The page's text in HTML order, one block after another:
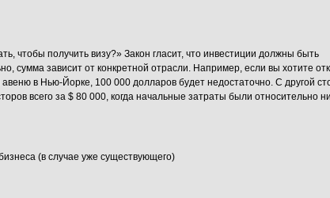
чтобы получить визу?» Закон гласит, что инвестиции должны быть
сумма зависит от конкретной отрасли. Например, если вы хотите
в Нью-Йорке, 100 000 долларов будет недостаточно. С другой
всего за $ 80 000, когда начальные затраты были относительно
(в случае уже существующего)